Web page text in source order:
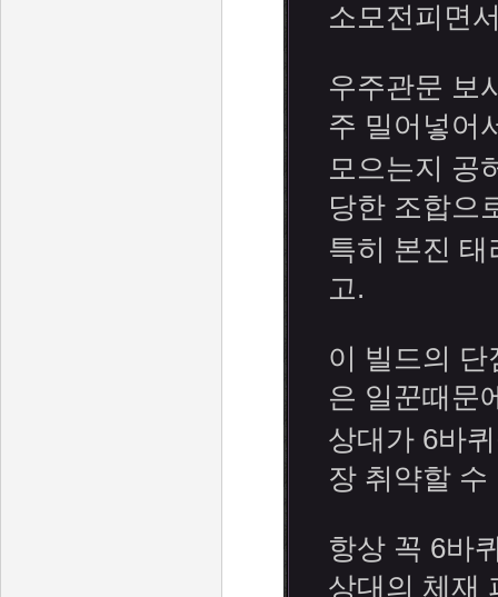
소모전피면
우주관문 보
주 밀어넣어
모으는지 공
당한 조합으
특히 본진
고.
이 빌드의
은 일꾼때문
상대가 6바
장 취약할 수
항상 꼭 6바
상대의 체재